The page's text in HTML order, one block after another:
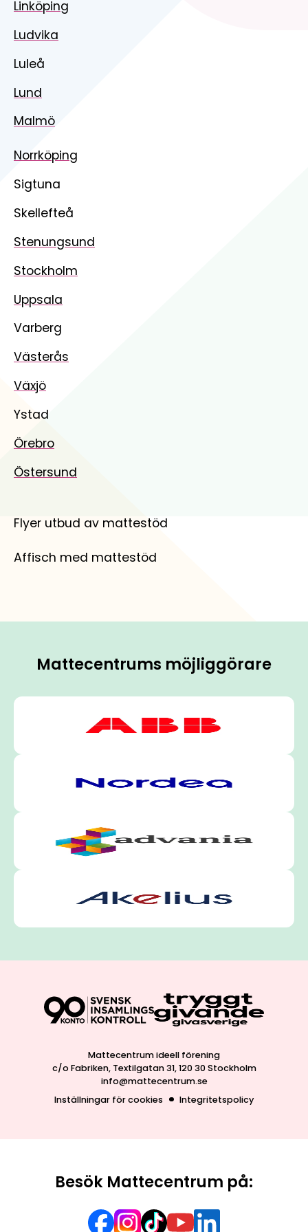
Linköping
Ludvika
Luleå
Lund
Malmö
Norrköping
Sigtuna
Skellefteå
Stenungsund
Stockholm
Uppsala
Varberg
Västerås
Växjö
Ystad
Örebro
Östersund
Flyer utbud av mattestöd
Affisch med mattestöd
Mattecentrums möjliggörare
Mattecentrum ideell förening
c/o Fabriken, Textilgatan 31, 120 30 Stockholm
info@mattecentrum.se
Inställningar för cookies
Integritetspolicy
Besök Mattecentrum på: